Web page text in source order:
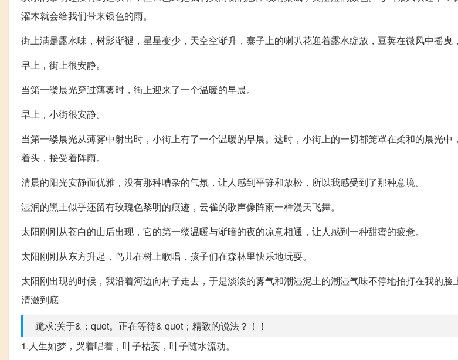
灌木就会给我们带来银色的雨。
街上满是露水味，树影渐褪，星星变少，天空空渐升，寨子上的喇叭花迎着露水绽放，豆荚在微风中摇曳
早上，街上很安静。
当第一缕晨光穿过薄雾时，街上迎来了一个温暖的早晨。
早上，小街很安静。
当第一缕晨光从薄雾中射出时，小街上有了一个温暖的早晨。这时，小街上的一切都笼罩在柔和的晨光中
着头，接受着阵雨。
清晨的阳光安静而优雅，没有那种嘈杂的气氛，让人感到平静和放松，所以我感受到了那种意境。
湿润的黑土似乎还留有玫瑰色黎明的痕迹，云雀的歌声像阵雨一样漫天飞舞。
太阳刚刚从苍白的山后出现，它的第一缕温暖与渐暗的夜的凉意相通，让人感到一种甜蜜的疲惫。
太阳刚刚从东方升起，鸟儿在树上歌唱，孩子们在森林里快乐地玩耍。
太阳刚出现的时候，我沿着河边向村子走去，于是淡淡的雾气和潮湿泥土的潮湿气味不停地拍打在我的脸
清澈到底
跪求:关于&；quot。正在等待& quot；精致的说法？！！
1.人生如梦，哭着唱着，叶子枯萎，叶子随水流动。